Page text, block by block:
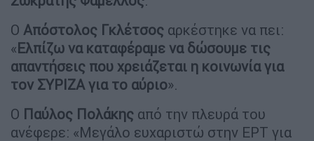
Ο Απόστολος Γκλέτσος αρκέστηκε να πει:
«Ελπίζω να καταφέραμε να δώσουμε τις
απαντήσεις που χρειάζεται η κοινωνία για
τον ΣΥΡΙΖΑ για το αύριο».
Ο Παύλος Πολάκης από την πλευρά του
ανέφερε: «Μεγάλο ευχαριστώ στην ΕΡΤ για